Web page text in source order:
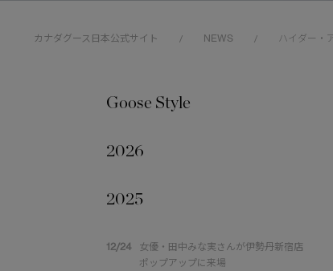
カナダグース日本公式サイト / NEWS / ハイダー・
Goose Style
2026
2025
12/24
女優・田中みな実さんが伊勢丹新宿店
ポップアップに来場